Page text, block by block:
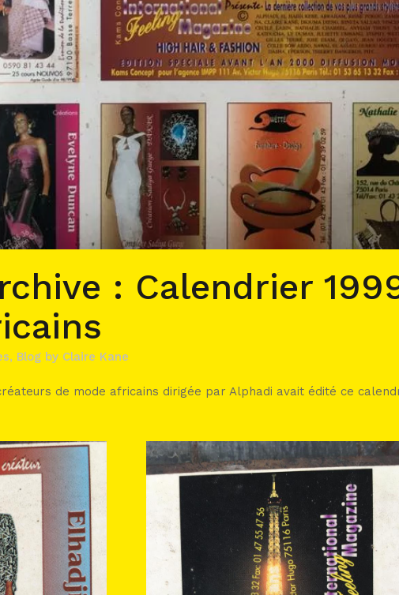
: Calendrier
, Blog by Claire Kane
de mode africains dirigée par Alphadi avait édité ce